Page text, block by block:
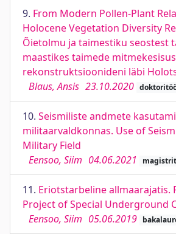
9. From Modern Pollen-Plant
Holocene Vegetation Diversity
Õietolmu ja taimestiku seostest
maastikes taimede
rekonstruktsioonideni läbi
Blaus, Ansis 23.10.2020
10. Seismiliste andmete
militaarvaldkonnas. Use of
Military Field
Eensoo, Siim 04.06.2021
11. Eriotstarbeline allmaarajatis.
Project of Special Underground
Eensoo, Siim 05.06.2019